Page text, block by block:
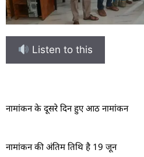
Listen to this
नामांकन के दूसरे दिन हुए आठ नामांकन
नामांकन की अंतिम तिथि है 19 जून